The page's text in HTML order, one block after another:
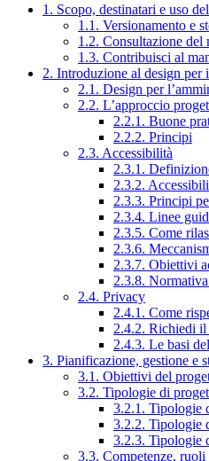
1. Scopo, destinatari e uso
1.1. Versionamento e
1.2. Consultazione del
1.3. Contribuisci al
2. Introduzione al design
2.1. Design per
2.2. L’approccio
2.2.1. Buone
2.2.2. Principi
2.3. Accessibilità
2.3.1.
2.3.2.
2.3.3. Principi
2.3.4. Linee
2.3.5. Come
2.3.6.
2.3.7. Obiettivi
2.3.8.
2.4. Privacy
2.4.1. Come
2.4.2. Richiedi il
2.4.3. Le basi
3. Pianificazione, gestione e
3.1. Obiettivi del
3.2. Tipologie di
3.2.1. Tipologie
3.2.2. Tipologie
3.2.3. Tipologie
3.3. Competenze,